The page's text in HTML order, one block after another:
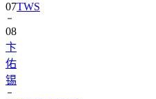
07TWS
08
卞
佑
锡